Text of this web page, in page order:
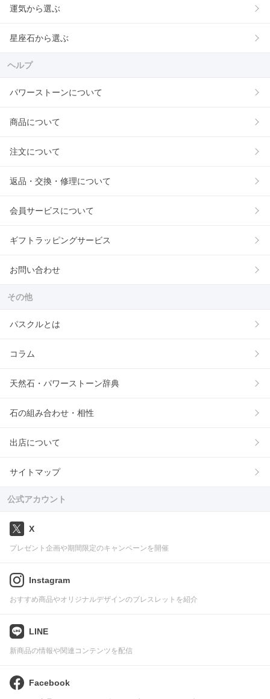
運気から選ぶ
星座石から選ぶ
ヘルプ
パワーストーンについて
商品について
注文について
返品・交換・修理について
会員サービスについて
ギフトラッピングサービス
お問い合わせ
その他
パスクルとは
コラム
天然石・パワーストーン辞典
石の組み合わせ・相性
出店について
サイトマップ
公式アカウント
X
プレゼント企画や期間限定のキャンペーンを開催
Instagram
おすすめ商品やオリジナルデザインのブレスレットを紹介
LINE
新商品の情報や関連コンテンツを配信
Facebook